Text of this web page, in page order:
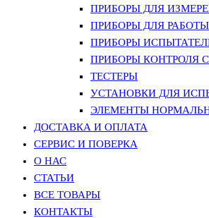
ПРИБОРЫ ДЛЯ
ПРИБОРЫ ДЛЯ
ПРИБОРЫ
ПРИБОРЫ КОНТРОЛЯ
ТЕСТЕРЫ
УСТАНОВКИ ДЛЯ
ЭЛЕМЕНТЫ
ДОСТАВКА И ОПЛАТА
СЕРВИС И ПОВЕРКА
О НАС
СТАТЬИ
ВСЕ ТОВАРЫ
КОНТАКТЫ